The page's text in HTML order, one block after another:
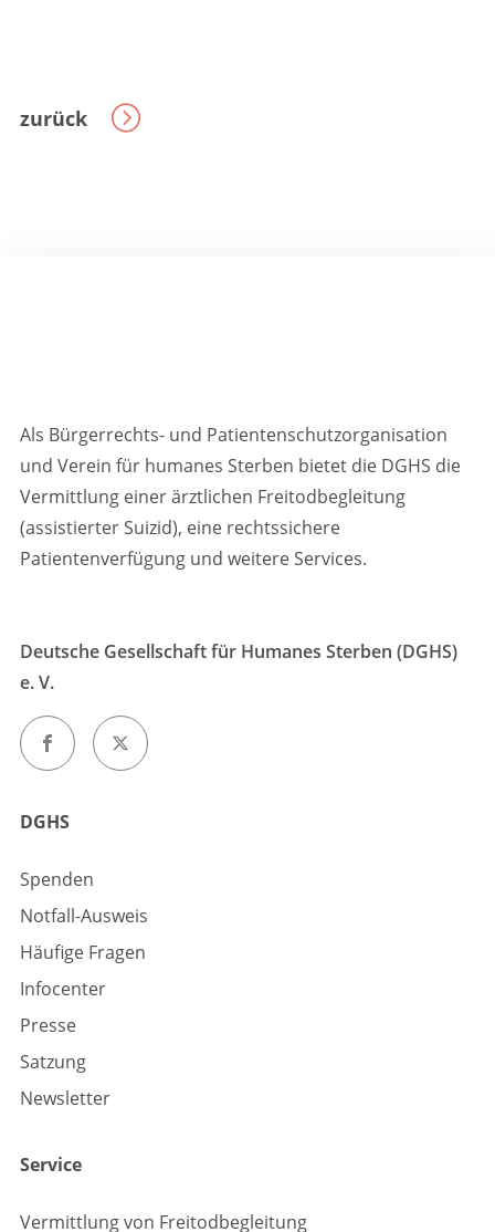
zurück
Als Bürgerrechts- und Patientenschutzorganisation
und Verein für humanes Sterben bietet die DGHS die
Vermittlung einer ärztlichen Freitodbegleitung
(assistierter Suizid), eine rechtssichere
Patientenverfügung und weitere Services.
Deutsche Gesellschaft für Humanes Sterben (DGHS)
e. V.
DGHS
Spenden
Notfall-Ausweis
Häufige Fragen
Infocenter
Presse
Satzung
Newsletter
Service
Vermittlung von Freitodbegleitung